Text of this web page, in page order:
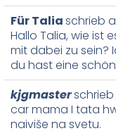
Für Taliaschrieb
Hallo Talia, wie ist
mit dabei zu sein?
du hast eine
kjgmaster
car mama I tata
naiviše na svetu.